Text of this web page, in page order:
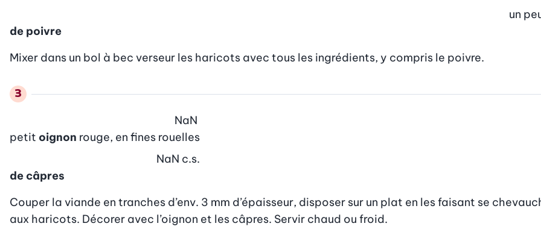
de poivre
un
Mixer dans un bol à bec verseur les haricots avec tous les ingrédients, y compris le poivre.
petit oignon rouge, en fines rouelles
NaN
de câpres
NaN c.s.
Couper la viande en tranches d’env. 3 mm d’épaisseur, disposer sur un plat en les faisant se
aux haricots. Décorer avec l’oignon et les câpres. Servir chaud ou froid.